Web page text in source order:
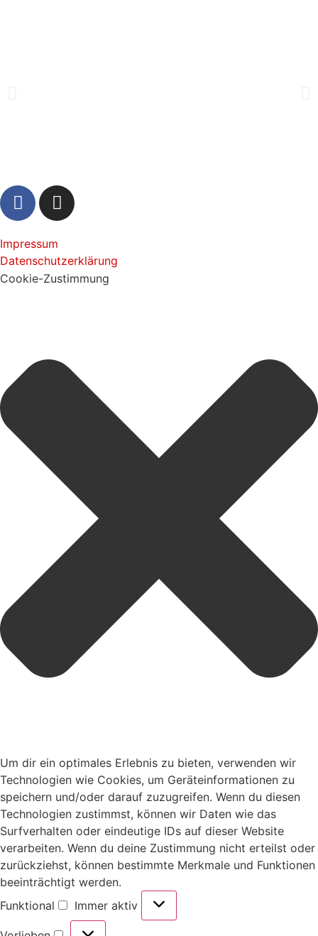
Impressum
Datenschutzerklärung
Cookie-Zustimmung
Um dir ein optimales Erlebnis zu bieten, verwenden wir
Technologien wie Cookies, um Geräteinformationen zu
speichern und/oder darauf zuzugreifen. Wenn du diesen
Technologien zustimmst, können wir Daten wie das
Surfverhalten oder eindeutige IDs auf dieser Website
verarbeiten. Wenn du deine Zustimmung nicht erteilst oder
zurückziehst, können bestimmte Merkmale und Funktionen
beeinträchtigt werden.
Funktional
Immer aktiv